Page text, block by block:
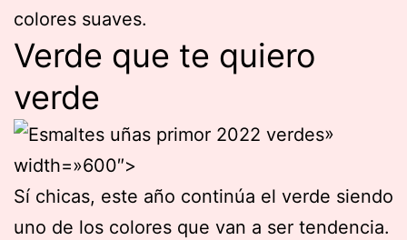
colores suaves.
Verde que te quiero
verde
»
width=»600″>
Sí chicas, este año continúa el verde siendo
uno de los colores que van a ser tendencia.